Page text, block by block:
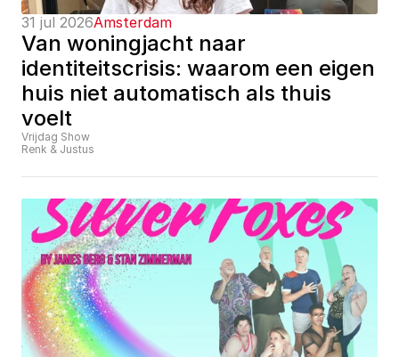
31 jul 2026Amsterdam
Van woningjacht naar
identiteitscrisis: waarom een eigen
huis niet automatisch als thuis
voelt
Vrijdag Show
Renk & Justus